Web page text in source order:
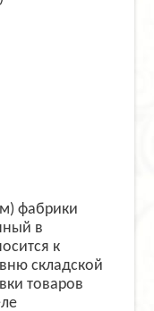
фабрики
в
к
складской
товаров